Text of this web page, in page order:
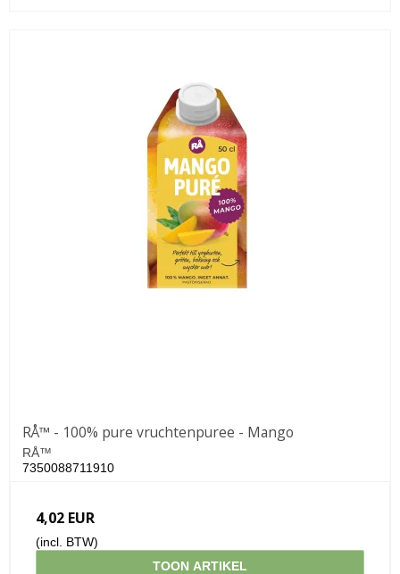
RÅ™ - 100% pure vruchtenpuree - Mango
RÅ™
7350088711910
4,02 EUR
(incl. BTW)
TOON ARTIKEL